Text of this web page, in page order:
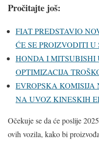
Pročitajte još:
FIAT PREDSTAVIO
ĆE SE PROIZVODITI U
HONDA I MITSUBISHI
OPTIMIZACIJA
EVROPSKA
NA UVOZ KINESKIH
Očekuje se da će poslije
ovih vozila, kako bi